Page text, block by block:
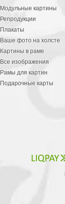
Модульные картины
Репродукции
Плакаты
Ваше фото на холсте
Картины в раме
Все изображения
Рамы для картин
Подарочные карты